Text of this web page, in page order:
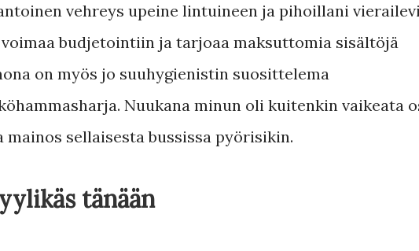
vehreys upeine lintuineen ja pihoillani
budjetointiin ja tarjoaa maksuttomia sisältöjä
on myös jo suuhygienistin suosittelema
Nuukana minun oli kuitenkin vaikeata
sellaisesta bussissa pyörisikin.
tänään